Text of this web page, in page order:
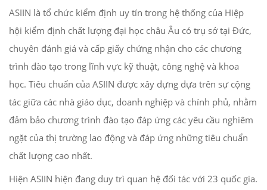
ASIIN là tổ chức kiểm định uy tín trong hệ thống của Hiệp
hội kiểm định chất lượng đại học châu Âu có trụ sở tại Đức,
chuyên đánh giá và cấp giấy chứng nhận cho các chương
trình đào tạo trong lĩnh vực kỹ thuật, công nghệ và khoa
học. Tiêu chuẩn của ASIIN được xây dựng dựa trên sự cộng
tác giữa các nhà giáo dục, doanh nghiệp và chính phủ, nhằm
đảm bảo chương trình đào tạo đáp ứng các yêu cầu nghiêm
ngặt của thị trường lao động và đáp ứng những tiêu chuẩn
chất lượng cao nhất.
Hiện ASIIN hiện đang duy trì quan hệ đối tác với 23 quốc gia.